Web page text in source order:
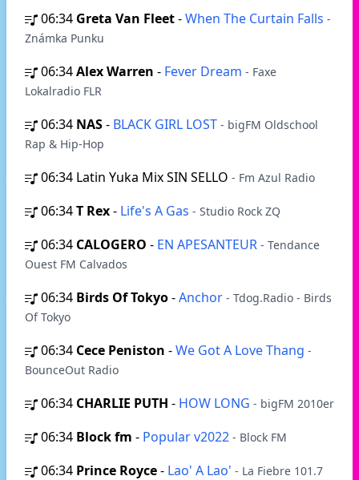
06:34 Greta Van Fleet-When The Curtain Falls -
Známka Punku
06:34Alex Warren - Fever Dream - Faxe
Lokalradio FLR
06:34 NAS- BLACK GIRL LOST - bigFM Oldschool
Rap & Hip-Hop
06:34 Latin Yuka Mix SIN SELLO - Fm Azul Radio
06:34T Rex- Life's A Gas - Studio Rock ZQ
06:34 CALOGERO - EN APESANTEUR - Tendance
Ouest FM Calvados
06:34 Birds Of Tokyo-Anchor - Tdog.Radio - Birds
Of Tokyo
06:34 Cece Peniston -We Got A Love Thang -
BounceOut Radio
06:34 CHARLIE PUTH - HOW LONG - bigFM 2010er
06:34 Block fm - Popular v2022 - Block FM
06:34 Prince Royce- Lao' A Lao' - La Fiebre 101.7